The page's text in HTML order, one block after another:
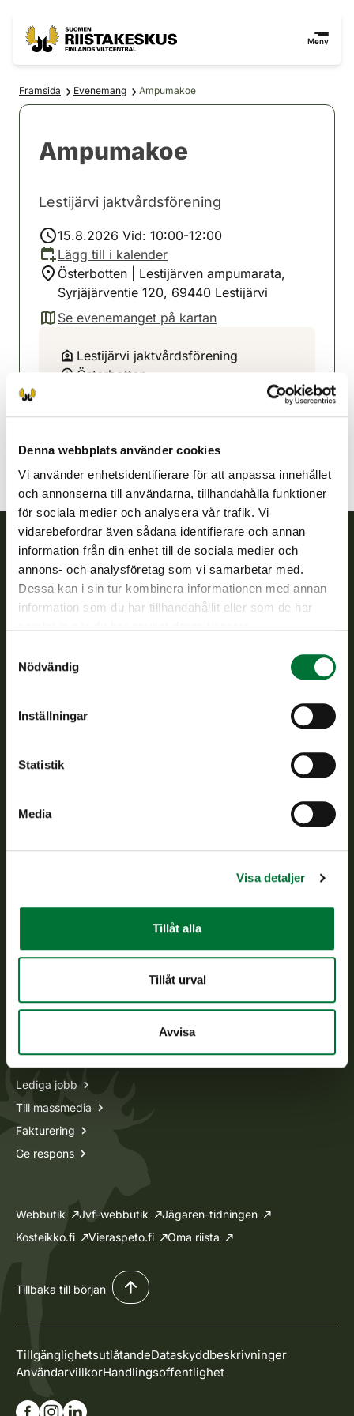
Denna webbplats använder cookies
Vi använder enhetsidentifierare för att anpassa innehållet
och annonserna till användarna, tillhandahålla funktioner
för sociala medier och analysera vår trafik. Vi
vidarebefordrar även sådana identifierare och annan
information från din enhet till de sociala medier och
annons- och analysföretag som vi samarbetar med.
Dessa kan i sin tur kombinera informationen med annan
information som du har tillhandahållit eller som de har
Nödvändig
Inställningar
Statistik
Media
Visa detaljer
Tillåt alla
Tillåt urval
Avvisa
Meny
Framsida Evenemang Ampumakoe
Ampumakoe
Lestijärvi jaktvårdsförening
15.8.2026 Vid: 10:00-12:00
Lägg till i kalender
Österbotten | Lestijärven ampumarata,
Syrjäjärventie 120, 69440 Lestijärvi
Se evenemanget på kartan
(avautuu uuteen välilehteen)
Lestijärvi jaktvårdsförening
Österbotten
Finlands viltcentral
Finlands viltcentral främjar en hållbar vilthushållning, stöder
Vardagar kl. 9–15
asiakaspalvelu@riista.fi
Oma riista -tjänsten
Ansökan om licenser och dispenser
Information om oss
Lediga jobb
Till massmedia
Fakturering
Ge respons
Webbutik Jvf-webbutik
Jägaren-tidningen
Kosteikko.fi
Vieraspeto.fi Oma riista
Tillbaka till början
TillgänglighetsutlåtandeDataskyddbeskrivninger
AnvändarvillkorHandlingsoffentlighet